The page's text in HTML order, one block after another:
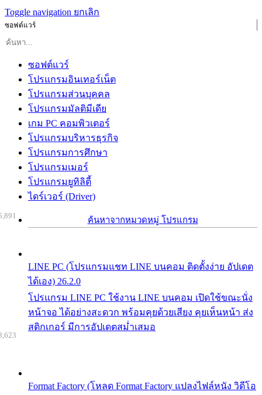
Toggle navigation ยกเลิก
ซอฟต์แวร์
ซอฟต์แวร์
โปรแกรมอินเทอร์เน็ต
โปรแกรมส่วนบุคคล
โปรแกรมมัลติมีเดีย
เกม PC คอมพิวเตอร์
โปรแกรมบริหารธุรกิจ
โปรแกรมการศึกษา
โปรแกรมเมอร์
โปรแกรมยูทิลิตี้
ไดร์เวอร์ (Driver)
ค้นหาจากหมวดหมู่ โปรแกรม
LINE PC (โปรแกรมแชท LINE บนคอม ติดตั้งง่าย อัปเดต
ได้เอง) 26.2.0
โปรแกรม LINE PC ใช้งาน LINE บนคอม เปิดใช้ขณะนั่ง
หน้าจอ ได้อย่างสะดวก พร้อมคุยด้วยเสียง คุยเห็นหน้า ส่ง
สติกเกอร์ มีการอัปเดตสม่ำเสมอ
Format Factory (โหลด Format Factory แปลงไฟล์หนัง วิดีโอ